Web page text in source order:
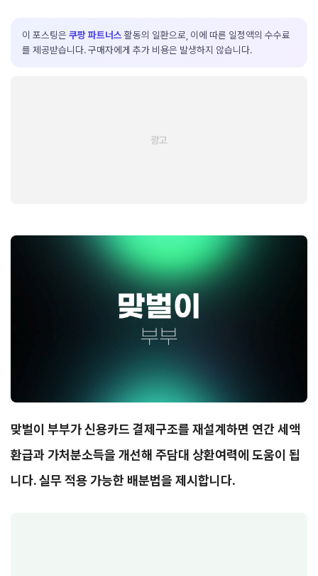
이 포스팅은 쿠팡 파트너스 활동의 일환으로, 이에 따른 일정액의 수수료
를 제공받습니다. 구매자에게 추가 비용은 발생하지 않습니다.
맞벌이 부부가 신용카드 결제구조를 재설계하면 연간 세액
환급과 가처분소득을 개선해 주담대 상환여력에 도움이 됩
니다. 실무 적용 가능한 배분법을 제시합니다.